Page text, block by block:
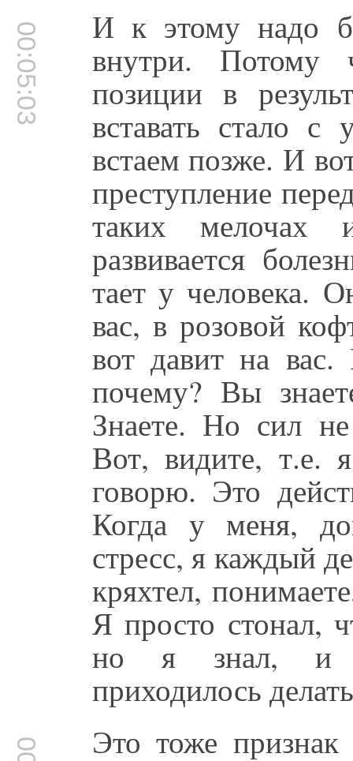
00:05:03 И к этому надо
внутри. Потому
позиции в
вставать стало с
встаем позже. И
преступление
таких мелочах
развивается
тает у человека.
вас, в розовой
вот давит на
почему? Вы
Знаете. Но сил не
Вот, видите, т.е.
говорю. Это
Когда у меня,
стресс, я каждый
кряхтел,
Я просто стонал,
но я знал, и
приходилось
Это тоже признак